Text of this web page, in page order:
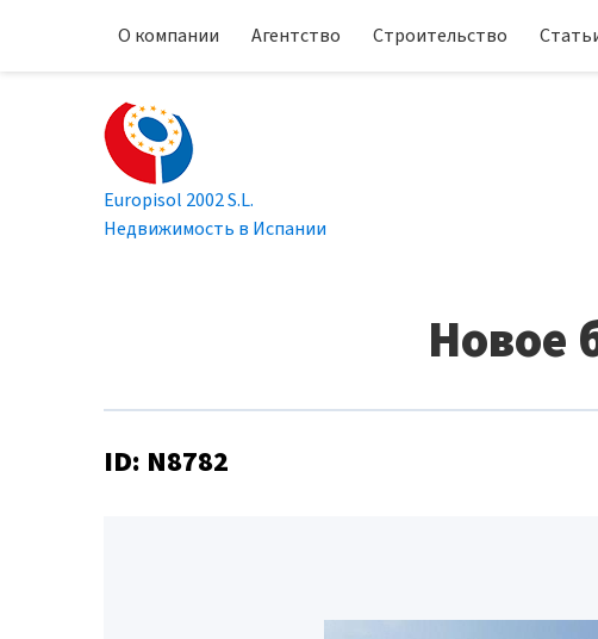
О компании Агентство Строительство
Europisol 2002 S.L.
Недвижимость в Испании
Новое
ID: N8782